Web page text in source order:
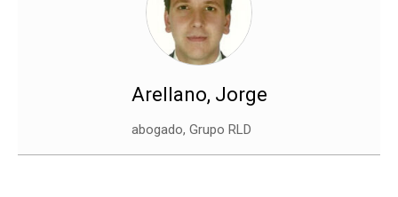
Arellano, Jorge
abogado, Grupo RLD